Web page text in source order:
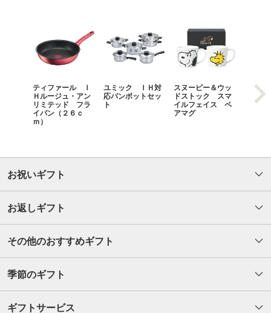
ティファール Ｉ
Ｈルージュ・アン
リミテッド フラ
イパン（２６ｃ
ｍ）
ユミック ＩＨ対
応パンポットセッ
ト
スヌーピー＆ウッ
ドストック スマ
イルフェイス ペ
アマグ
食楽
タンカ
お祝いギフト
お返しギフト
その他のおすすめギフト
季節のギフト
ギフトサービス